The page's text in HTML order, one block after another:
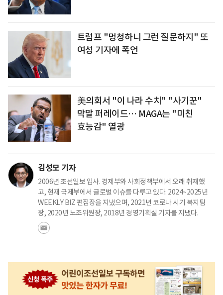
트럼프 "멍청하니 그런 질문하지" 또
여성 기자에 폭언
美의회서 "이 나라 수치" "사기꾼"
막말 퍼레이드… MAGA는 "미친
효능감" 열광
김성모 기자
2006년 조선일보 입사. 경제부와 사회정책부에서 오래 취재했
고, 현재 국제부에서 글로벌 이슈를 다루고 있다. 2024~2025년
WEEKLY BIZ 편집장을 지냈으며, 2021년 코로나 시기 복지팀
장, 2020년 노조위원장, 2018년 경영기획실 기자를 지냈다.